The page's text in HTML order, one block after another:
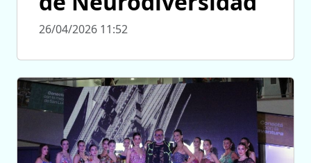
26/04/2026 11:52